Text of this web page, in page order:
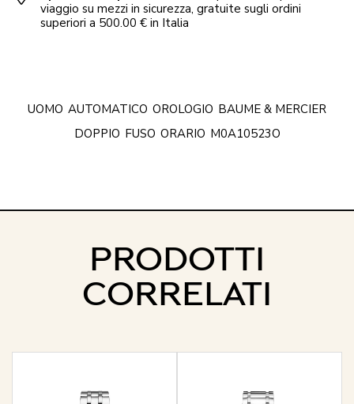
viaggio su mezzi in sicurezza, gratuite sugli ordini
superiori a 500.00 € in Italia
UOMO AUTOMATICO OROLOGIO BAUME & MERCIER
DOPPIO FUSO ORARIO M0A10523O
PRODOTTI
CORRELATI